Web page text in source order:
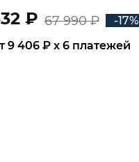
₽ 67 990 ₽
-17%
9 406 ₽ x 6 платежей